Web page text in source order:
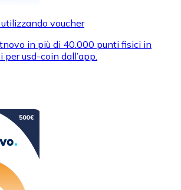
voucher
in più di 40.000 punti fisici in
usd-coin dall’app.